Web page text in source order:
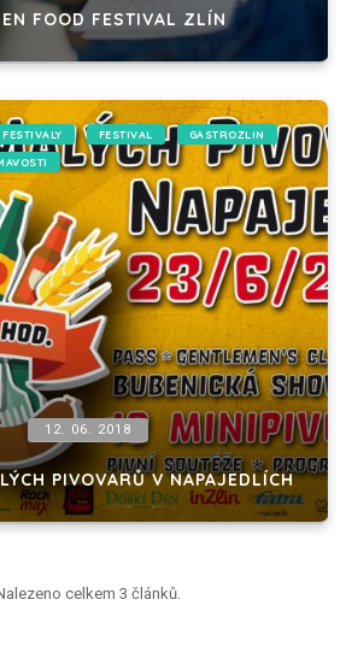
FOOD FESTIVAL ZLÍN
FESTIVAL GASTROZLIN
12. 06. 2018
PIVOVARŮ V NAPAJEDLÍCH
celkem 3 článků.